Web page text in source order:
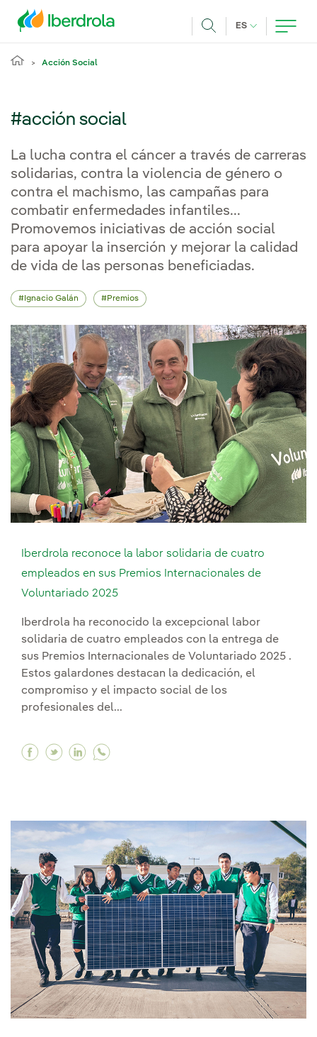
ES IDIOMA
Acción Social
#acción social
La lucha contra el cáncer a través de carreras
solidarias, contra la violencia de género o
contra el machismo, las campañas para
combatir enfermedades infantiles...
Promovemos iniciativas de acción social
para apoyar la inserción y mejorar la calidad
de vida de las personas beneficiadas.
Ignacio Galán Premios
Iberdrola reconoce la labor solidaria de cuatro
empleados en sus Premios Internacionales de
Voluntariado 2025
Iberdrola ha reconocido la excepcional labor
solidaria de cuatro empleados con la entrega de
sus Premios Internacionales de Voluntariado 2025 .
Estos galardones destacan la dedicación, el
compromiso y el impacto social de los
profesionales del...
Facebook Iberdrola reconoce la labor
Twitter Iberdrola reconoce la labor
Linkedin Iberdrola reconoce la labor